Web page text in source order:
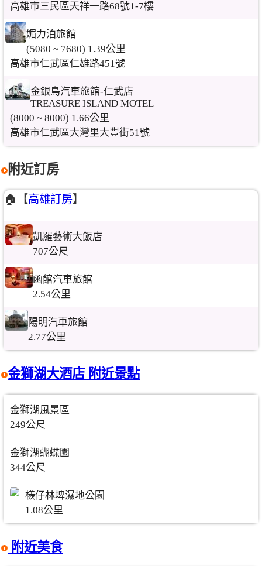
高雄市三民區天祥一路68號1-7樓
媚力泊旅館
(5080 ~ 7680) 1.39公里
高雄市仁武區仁雄路451號
金銀島汽車旅館-仁武店
TREASURE ISLAND MOTEL
(8000 ~ 8000) 1.66公里
高雄市仁武區大灣里大豐街51號
附近訂房
🏠【高雄訂房】
凱羅藝術大飯店
707公尺
函館汽車旅館
2.54公里
陽明汽車旅館
2.77公里
金獅湖大酒店 附近景點
金獅湖風景區
249公尺
金獅湖蝴蝶園
344公尺
檨仔林埤濕地公園
1.08公里
附近美食